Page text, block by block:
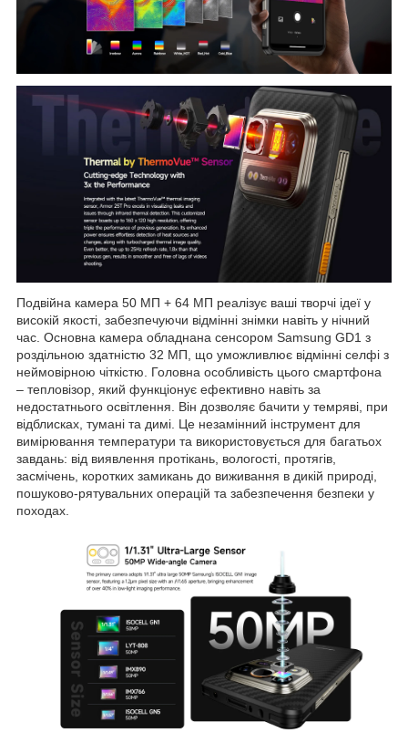
Подвійна камера 50 МП + 64 МП реалізує ваші творчі ідеї у
високій якості, забезпечуючи відмінні знімки навіть у нічний
час. Основна камера обладнана сенсором Samsung GD1 з
роздільною здатністю 32 МП, що уможливлює відмінні селфі з
неймовірною чіткістю. Головна особливість цього смартфона
– тепловізор, який функціонує ефективно навіть за
недостатнього освітлення. Він дозволяє бачити у темряві, при
відблисках, тумані та димі. Це незамінний інструмент для
вимірювання температури та використовується для багатьох
завдань: від виявлення протікань, вологості, протягів,
засмічень, коротких замикань до виживання в дикій природі,
пошуково-рятувальних операцій та забезпечення безпеки у
походах.